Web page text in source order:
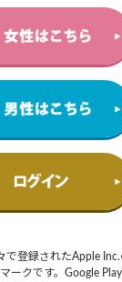
で登録されたApple
ークです。Google